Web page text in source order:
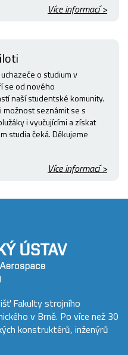
Více informací >
o studium v
se od nového
naší studentské komunity.
seznámit se s
i vyučujícími a získat
studia čeká. Děkujeme
Více informací >
Fakulty strojního
v Brně. Po více než 30
konstruktérů, inženýrů